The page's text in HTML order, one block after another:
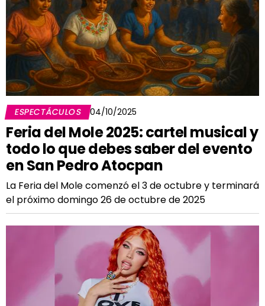
ESPECTÁCULOS 04/10/2025
Feria del Mole 2025: cartel musical y
todo lo que debes saber del evento
en San Pedro Atocpan
La Feria del Mole comenzó el 3 de octubre y terminará
el próximo domingo 26 de octubre de 2025